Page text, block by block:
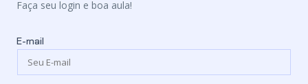
Faça seu login e boa aula!
E-mail